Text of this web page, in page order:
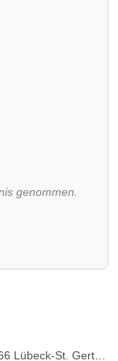
genommen.
Lübeck-St. Gertrud